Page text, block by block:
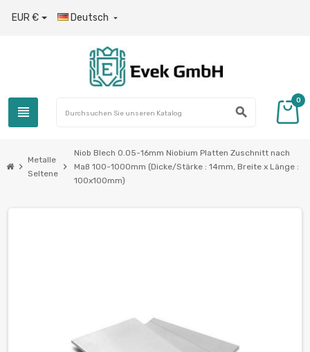
EUR € Deutsch 
view_headline search
0
chevron_right
Metalle
Seltene
chevron_right
Niob Blech 0.05-16mm Niobium Platten Zuschnitt nach
Maß 100-1000mm (Dicke/Stärke : 14mm, Breite x Länge :
100x100mm)